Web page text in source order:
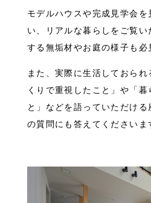
モデルハウスや完成見学会
い、リアルな暮らしをご覧
する無垢材やお庭の様子も必
また、実際に生活しておら
くりで重視したこと」や「暮
と」などを語っていただけ
の質問にも答えてくださいま